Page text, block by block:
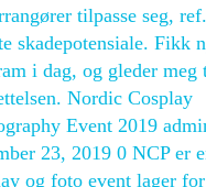
tilpasse seg, ref.
skadepotensiale. Fikk
i dag, og gleder meg
Nordic Cosplay
Event 2019
23, 2019 0 NCP er
og foto event lager